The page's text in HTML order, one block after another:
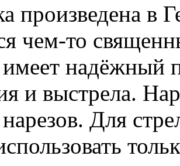
произведена в
чем-то
надёжный
и выстрела.
Для